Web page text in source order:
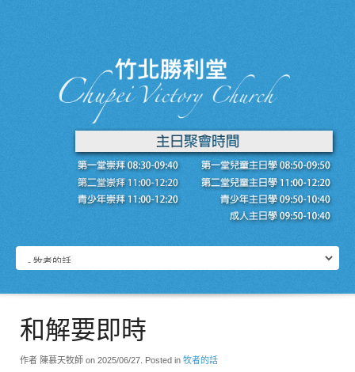
和解要即時
作者 陳慕天牧師 on 2025/06/27 . Posted in 牧者的話